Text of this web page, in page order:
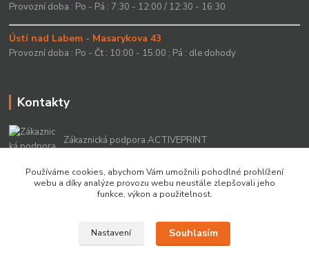
Provozní doba : Po - Pá : 7:30 - 12:00 / 12:30 - 16:30
Ústí nad Labem - Masarykova 43
Provozní doba : Po - Čt : 10:00 - 15.00 ; Pá : dle dohody
Kontakty
Zákaznická podpora ACTIVEPRINT
info@activeprint.cz
Používáme cookies, abychom Vám umožnili pohodlné prohlížení
webu a díky analýze provozu webu neustále zlepšovali jeho
funkce, výkon a použitelnost.
Nastavení Souhlasím